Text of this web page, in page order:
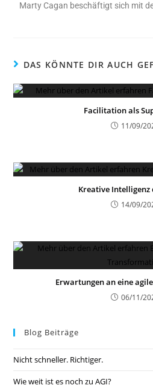
Marty Cagan beschäftigt sich mit
DAS KÖNNTE DIR AUCH
Facilitation als
11/09/
Kreative Intelligenz
14/09/
Erwartungen an eine
06/11/
Blog Beiträge
Nicht schneller. Richtiger.
Wie weit ist es noch zu AGI?